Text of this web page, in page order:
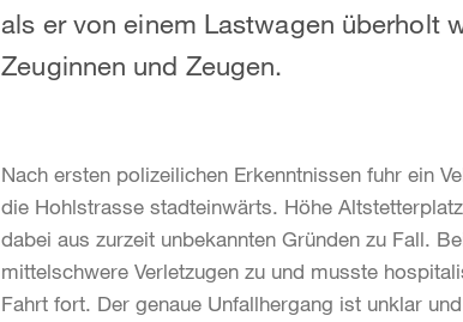
als er von einem Lastwagen überholt
Zeuginnen und Zeugen.
Nach ersten polizeilichen Erkenntnissen fuhr ein
die Hohlstrasse stadteinwärts. Höhe
dabei aus zurzeit unbekannten Gründen zu Fall.
mittelschwere Verletzugen zu und musste
Fahrt fort. Der genaue Unfallhergang ist unklar